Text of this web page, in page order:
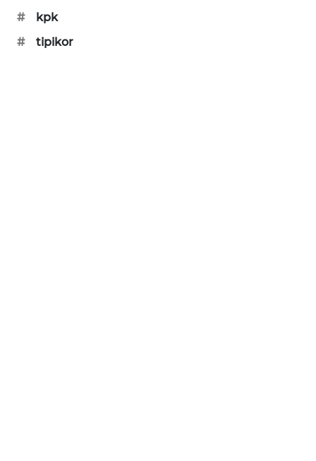
#
kpk
#
tipikor
KONSUMEN
LISTRIK